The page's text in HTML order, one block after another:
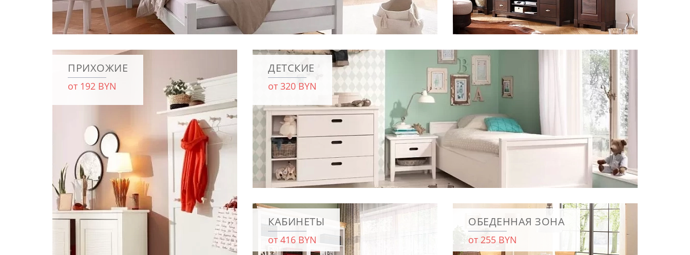
ПРИХОЖИЕ
от 192 BYN
ДЕТСКИЕ
от 320 BYN
КАБИНЕТЫ
от 416 BYN
ОБЕДЕННАЯ ЗОНА
от 255 BYN